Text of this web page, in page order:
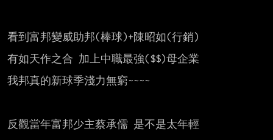
看到富邦變威助邦(棒球)+陳昭如(行銷)
有如天作之合 加上中職最強($$)母企業
我邦真的新球季淺力無窮~~~~
反觀當年富邦少主蔡承儒 是不是太年輕